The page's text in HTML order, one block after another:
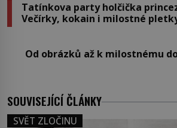
Tatínkova party holčička
Večírky, kokain i milostné
Od obrázků až k milostnému
SOUVISEJÍCÍ ČLÁNKY
SVĚT ZLOČINU